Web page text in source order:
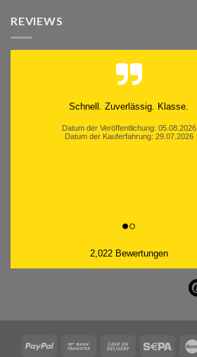
REVIEWS
Schnell. Zuverlässig. Klasse.
Datum der Veröffentlichung: 05.08.2026
Datum der Kauferfahrung: 29.07.2026
2,022 Bewertungen